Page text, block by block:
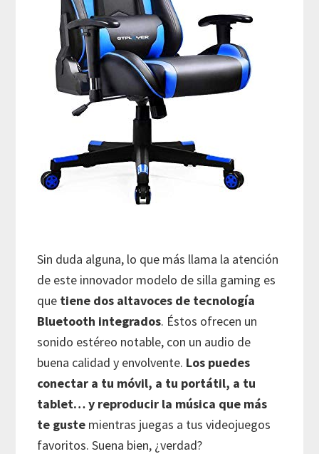
Sin duda alguna, lo que más llama la atención
de este innovador modelo de silla gaming es
que tiene dos altavoces de tecnología
Bluetooth integrados. Éstos ofrecen un
sonido estéreo notable, con un audio de
buena calidad y envolvente. Los puedes
conectar a tu móvil, a tu portátil, a tu
tablet… y reproducir la música que más
te guste mientras juegas a tus videojuegos
favoritos. Suena bien, ¿verdad?